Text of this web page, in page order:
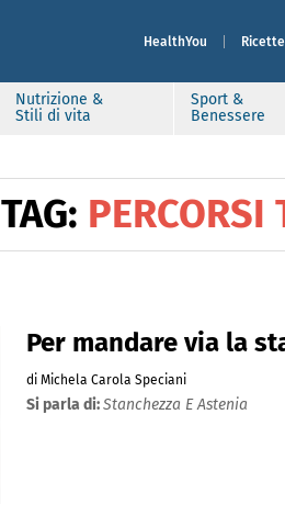
HealthYou Ricette
Nutrizione &
Stili di vita
Sport &
Benessere
TAG: PERCORSI
Per mandare via la
di Michela Carola Speciani
Si parla di:Stanchezza E Astenia